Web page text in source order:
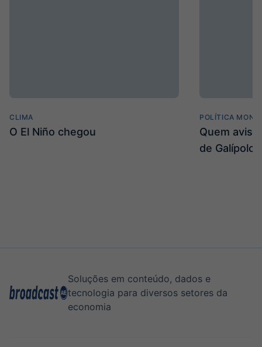
CLIMA
O El Niño chegou
POLÍTICA
Quem
de Galípolo
Soluções em conteúdo, dados e
tecnologia para diversos setores da
economia